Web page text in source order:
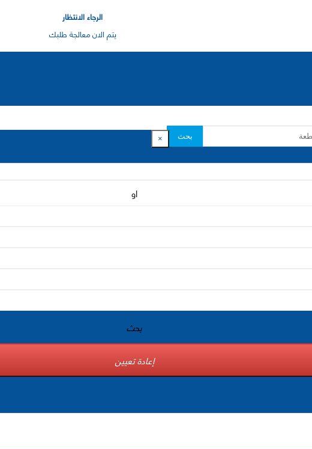
الرجاء الانتظار
يتم الان معالجة طلبك
بحث ×
او
بحث
إعادة تعيين